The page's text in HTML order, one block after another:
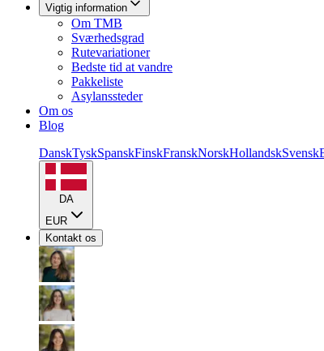
Vigtig information
Om TMB
Sværhedsgrad
Rutevariationer
Bedste tid at vandre
Pakkeliste
Asylanssteder
Om os
Blog
DanskTyskSpanskFinskFranskNorskHollandskSvensk
DA
EUR
Kontakt os